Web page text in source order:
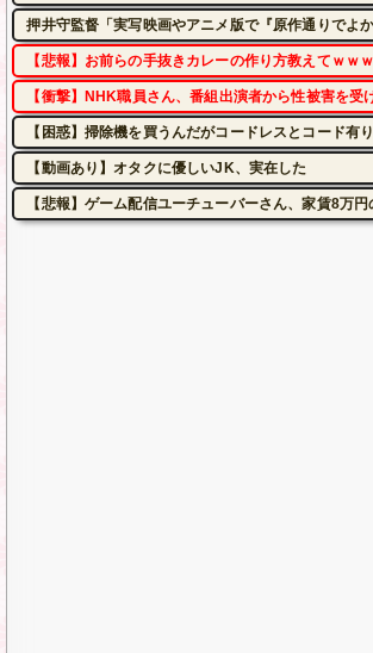
押井守監督「実写映画やアニメ版で『原作通りでよ
【悲報】お前らの手抜きカレーの作り方教えてｗｗ
【衝撃】NHK職員さん、番組出演者から性被害を
【困惑】掃除機を買うんだがコードレスとコード
【動画あり】オタクに優しいJK、実在した
【悲報】ゲーム配信ユーチューバーさん、家賃8万